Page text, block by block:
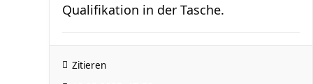
Qualifikation in der Tasche.
Zitieren